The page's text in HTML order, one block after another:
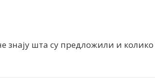
знају шта су предложили и